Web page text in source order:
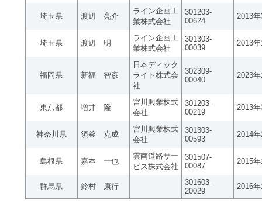
埼玉県 渡辺 亮介
ライン企画工
業株式会社
301203-
00624
2013
埼玉県 渡辺 明
ライン企画工
業株式会社
301303-
00039
2013
福岡県 新福 智彦
日本ディック
ライト株式会
社
302309-
00040
2023
東京都 増井 隆
宮川興業株式
会社
301203-
00219
2013
神奈川県 須釜 克成
宮川興業株式
会社
301303-
00593
2014
島根県 嘉本 一也
雲南道路サー
ビス株式会社
301507-
00087
2015
群馬県 鈴村 康行
301603-
20029
2016